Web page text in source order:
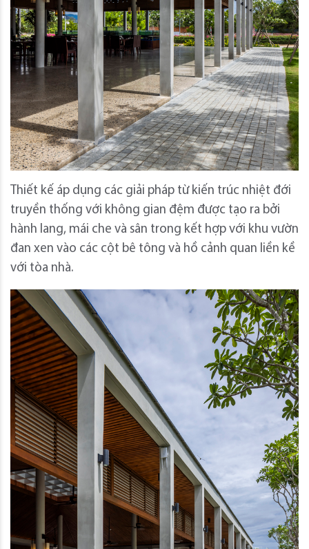
Thiết kế áp dụng các giải pháp từ kiến ​​trúc nhiệt đới
truyền thống với không gian đệm được tạo ra bởi
hành lang, mái che và sân trong kết hợp với khu vườn
đan xen vào các cột bê tông và hồ cảnh quan liền kề
với tòa nhà.